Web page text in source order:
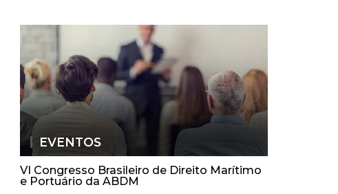
EVENTOS
VI Congresso Brasileiro de Direito Marítimo
e Portuário da ABDM